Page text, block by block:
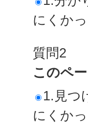
にくか
質問2
このペ
1.見つ
にくか